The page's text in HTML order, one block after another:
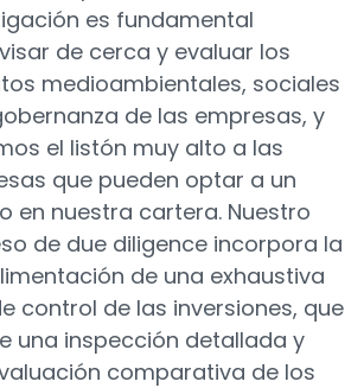
es fundamental
de cerca y evaluar los
medioambientales, sociales
de las empresas, y
el listón muy alto a las
que pueden optar a un
en nuestra cartera. Nuestro
de due diligence incorpora la
de una exhaustiva
control de las inversiones, que
una inspección detallada y
comparativa de los